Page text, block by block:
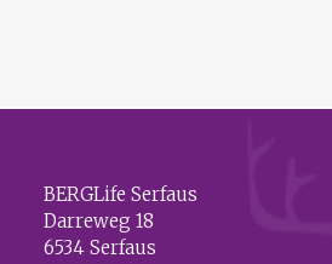
BERGLife Serfaus
Darreweg 18
6534 Serfaus